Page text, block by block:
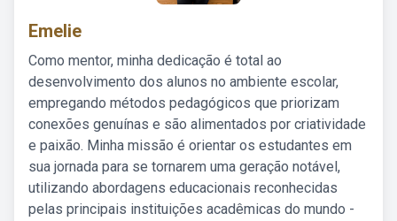
Emelie
Como mentor, minha dedicação é total ao
desenvolvimento dos alunos no ambiente escolar,
empregando métodos pedagógicos que priorizam
conexões genuínas e são alimentados por criatividade
e paixão. Minha missão é orientar os estudantes em
sua jornada para se tornarem uma geração notável,
utilizando abordagens educacionais reconhecidas
pelas principais instituições acadêmicas do mundo -